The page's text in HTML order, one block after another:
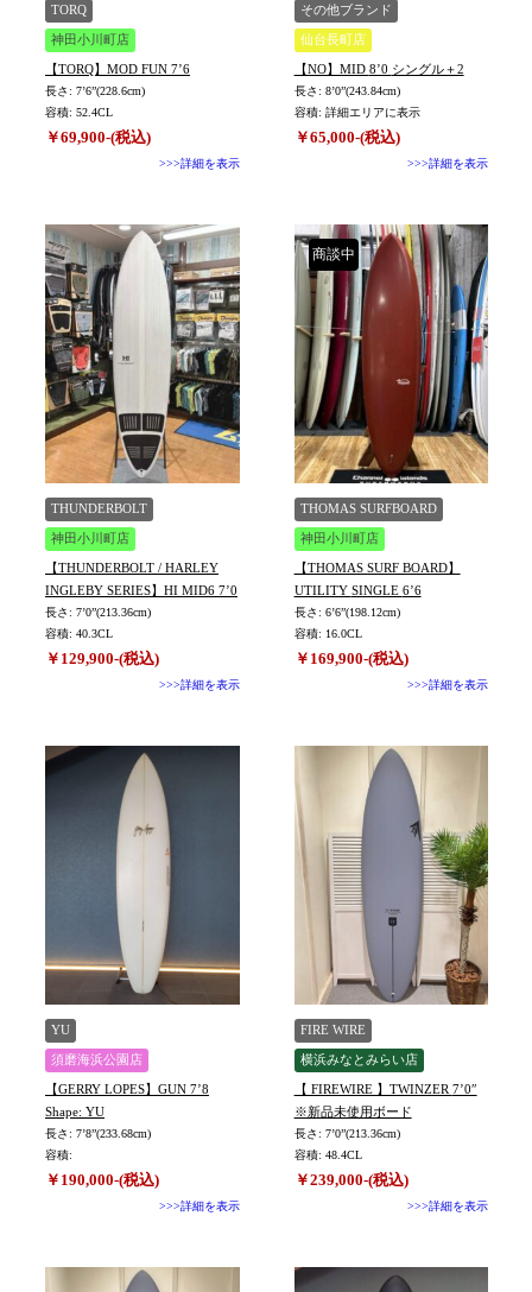
TORQ
神田小川町店
【TORQ】MOD FUN 7’6
長さ: 7’6”(228.6cm)
容積: 52.4CL
￥69,900-(税込)
>>>詳細を表示
その他ブランド
仙台長町店
【NO】MID 8’0 シングル＋2
長さ: 8’0”(243.84cm)
容積: 詳細エリアに表示
￥65,000-(税込)
>>>詳細を表示
THUNDERBOLT
神田小川町店
【THUNDERBOLT / HARLEY
INGLEBY SERIES】HI MID6 7’0
長さ: 7’0”(213.36cm)
容積: 40.3CL
￥129,900-(税込)
>>>詳細を表示
商談中
THOMAS SURFBOARD
神田小川町店
【THOMAS SURF BOARD】
UTILITY SINGLE 6’6
長さ: 6’6”(198.12cm)
容積: 16.0CL
￥169,900-(税込)
>>>詳細を表示
YU
須磨海浜公園店
【GERRY LOPES】GUN 7’8
Shape: YU
長さ: 7’8”(233.68cm)
容積:
￥190,000-(税込)
>>>詳細を表示
FIRE WIRE
横浜みなとみらい店
【 FIREWIRE 】TWINZER 7’0″
※新品未使用ボード
長さ: 7’0”(213.36cm)
容積: 48.4CL
￥239,000-(税込)
>>>詳細を表示